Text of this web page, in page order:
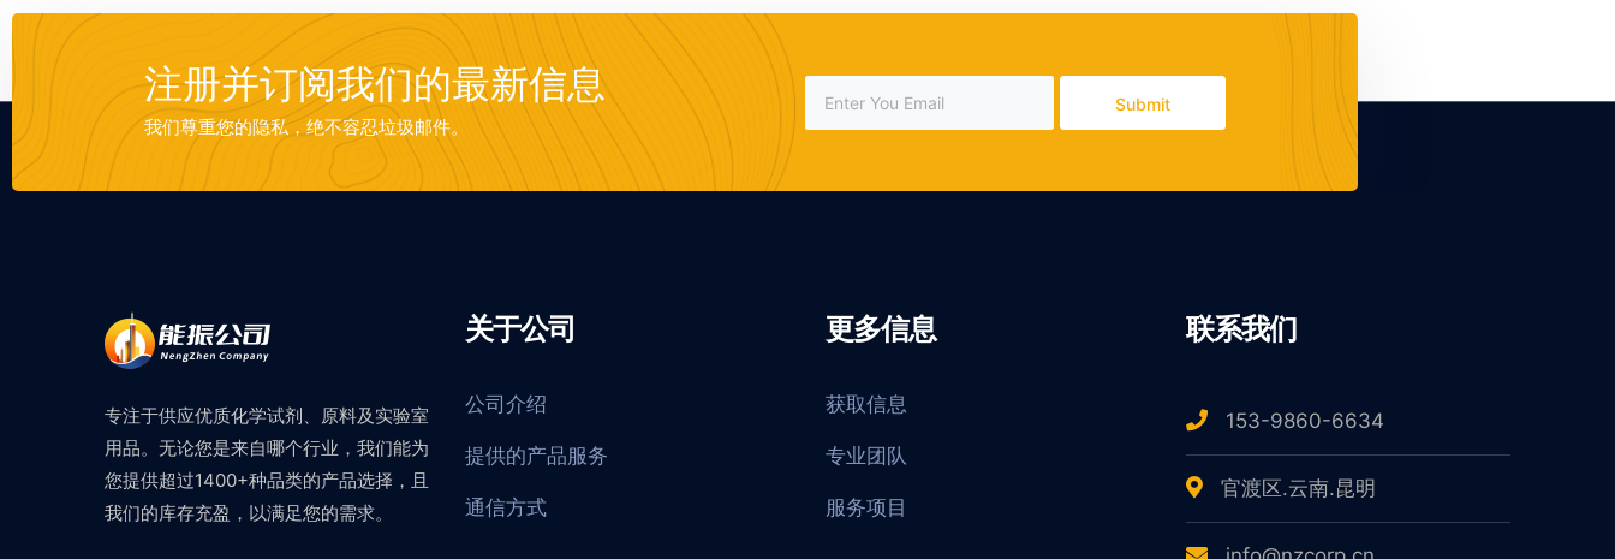
注册并订阅我们的最新信息
我们尊重您的隐私，绝不容忍垃圾邮件。
Submit
专注于供应优质化学试剂、原料及实验室
用品。无论您是来自哪个行业，我们能为
您提供超过1400+种品类的产品选择，且
我们的库存充盈，以满足您的需求。
关于公司
公司介绍
提供的产品服务
通信方式
更多信息
获取信息
专业团队
服务项目
联系我们
153-9860-6634
官渡区.云南.昆明